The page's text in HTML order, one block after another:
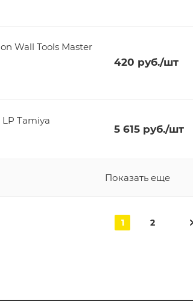
Wall Tools Master
420 руб./шт
Tamiya
5 615руб./шт
Показать еще
1 2